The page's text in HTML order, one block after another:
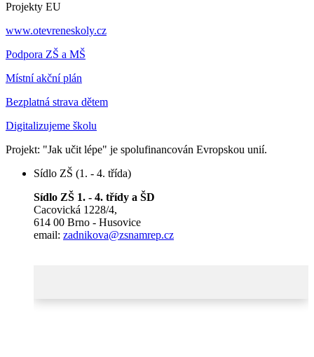
Projekty EU
www.otevreneskoly.cz
Podpora ZŠ a MŠ
Místní akční plán
Bezplatná strava dětem
Digitalizujeme školu
Projekt: "Jak učit lépe" je spolufinancován Evropskou unií.
Sídlo ZŠ (1. - 4. třída)
Sídlo ZŠ 1. - 4. třídy a ŠD
Cacovická 1228/4,
614 00 Brno - Husovice
email: zadnikova@zsnamrep.cz